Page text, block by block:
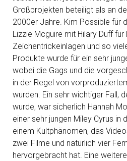
Großprojekten beteiligt als an
2000er Jahre. Kim Possible für
Lizzie Mcguire mit Hilary Duff
Zeichentrickeinlagen und so
Produkte wurde für ein sehr
wobei die Gags und die
in der Regel von
wurden. Ein sehr wichtiger Fall,
wurde, war sicherlich Hannah
einer sehr jungen Miley Cyrus in
einem Kultphänomen, das
zwei Filme und natürlich vier
hervorgebracht hat. Eine